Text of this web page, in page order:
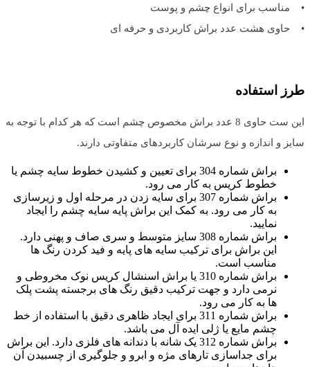
• مناسب برای انواع چشم و پوست
• حاوی هشت عدد براش کاربردی و حرفه ای
طرز استفاده
این ست حاوی 8 عدد براش مخصوص چشم است که هر کدام با توجه به
سایز و اندازه و نوع سرشان کاربردهای متفاوتی دارند.
براش شماره 304 برای تعیین و کشیدن خطوط سایه چشم یا
خطوط کریس به کار می رود.
براش شماره 307 برای سایه زدن در مرحله اول و زیرسازی
به کار می رود. به کمک این براش پایه سایه چشم را ایجاد
نمایید.
براش شماره 308 سایز متوسط و سری صاف و پهنی دارد.
این براش برای ترکیب سایه های پایه و فید کردن رنگ ها
مناسب است.
براش شماره 310 یا براش اسنشال کریس نوک مخروطی و
نرمی دارد و جهت ترکیب دقیق رنگ های برجسته پشت پلک
ها به کار می رود.
براش شماره 311 برای ایجاد ظاهری دقیق با استفاده از خط
چشم مایع یا ژلی ایده آل می باشد.
براش شماره 312 یک شانه با دندانه های فلزی دارد. این براش
برای جداسازی تارهای مژه و ابرو و جلوگیری از چسبیدن آن